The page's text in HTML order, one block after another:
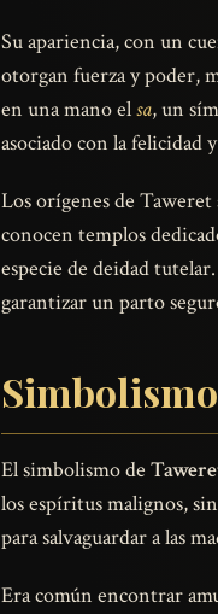
Su apariencia, con un
otorgan fuerza y poder,
en una mano elsa, un
asociado con la felicidad
Los orígenes de
conocen templos
especie de deidad
garantizar un parto
El simbolismo de
los espíritus malignos,
para salvaguardar a las
Era común encontrar